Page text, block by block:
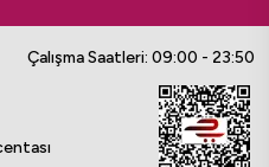
Çalışma Saatleri: 09:00 - 23:50